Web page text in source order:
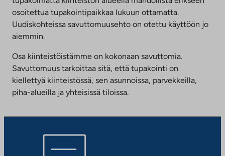
osoitettua tupakointipaikkaa lukuun ottamatta.
Uudiskohteissa savuttomuusehto on otettu käyttöön jo
aiemmin.
Osa kiinteistöistämme on kokonaan savuttomia.
Savuttomuus tarkoittaa sitä, että tupakointi on
kiellettyä kiinteistössä, sen asunnoissa, parvekkeilla,
piha-alueilla ja yhteisissä tiloissa.